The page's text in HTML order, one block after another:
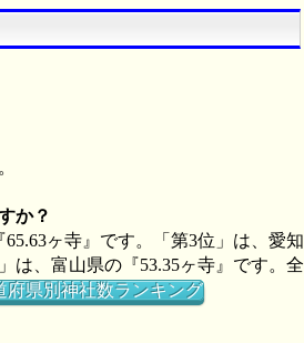
か？
ヶ寺』です。「第3位」は、愛知
は、富山県の『53.35ヶ寺』です。全
府県別神社数ランキング